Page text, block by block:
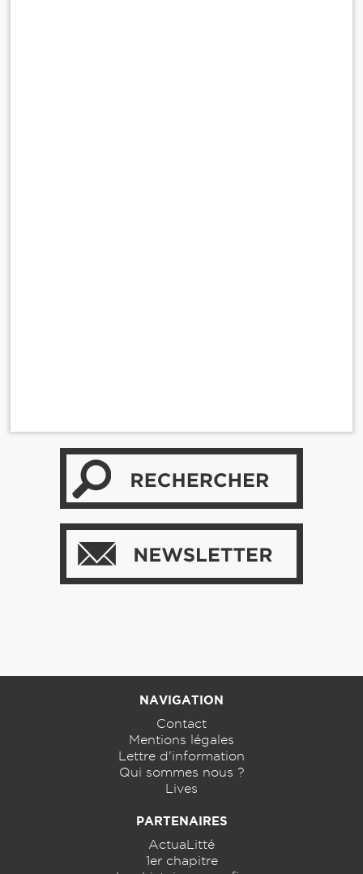
NAVIGATION
Contact
Mentions légales
Lettre d'information
Qui sommes nous ?
Lives
PARTENAIRES
ActuaLitté
1er chapitre